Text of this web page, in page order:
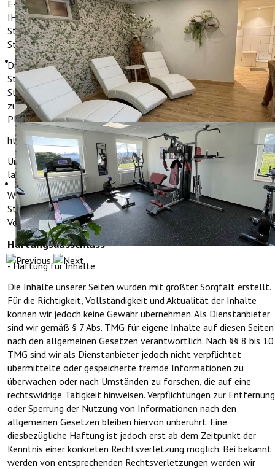
E-Mail: info@holleratherhof.com
IHK Aachen: 572014
Steuernummer: 211/5004/2113
Steuer IDnr.: DE282076316
Die EU-Kommission stellt eine Plattform für außergerichtliche
Streitschlichtung bereit. Verbrauchern gibt dies die Möglichkeit,
Streitigkeiten im Zusammenhang mit ihrer Online-Bestellung
zunächst außergerichtlich zu klären. Die Streitbeilegungs-
Plattform finden Sie hier:
https://ec.europa.eu/consumers/odr/
Unsere E-Mail für Verbraucherbeschwerden
lautet:info@holleratherhof.com
Wir sind weder bereit noch verpflichtet, an einem
Streitbeilegungsverfahren vor einer
Verbraucherschlichtungsstelle teilzunehmen.
Haftungsausschluss
- Haftung für Inhalte
Die Inhalte unserer Seiten wurden mit größter Sorgfalt erstellt.
Für die Richtigkeit, Vollständigkeit und Aktualität der Inhalte
können wir jedoch keine Gewähr übernehmen. Als Dienstanbieter
sind wir gemäß § 7 Abs. TMG für eigene Inhalte auf diesen Seiten
nach den allgemeinen Gesetzen verantwortlich. Nach §§ 8 bis 10
TMG sind wir als Dienstanbieter jedoch nicht verpflichtet
übermittelte oder gespeicherte fremde Informationen zu
überwachen oder nach Umständen zu forschen, die auf eine
rechtswidrige Tätigkeit hinweisen. Verpflichtungen zur Entfernung
oder Sperrung der Nutzung von Informationen nach den
allgemeinen Gesetzen bleiben hiervon unberührt. Eine
diesbezügliche Haftung ist jedoch erst ab dem Zeitpunkt der
Kenntnis einer konkreten Rechtsverletzung möglich. Bei bekannt
werden von entsprechenden Rechtsverletzungen werden wir